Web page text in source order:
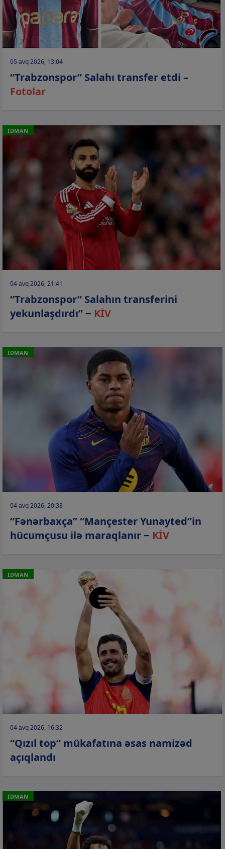
05 avq 2026, 13:04
“Trabzonspor” Salahı transfer etdi –
Fotolar
İDMAN
04 avq 2026, 21:41
“Trabzonspor” Salahın transferini
yekunlaşdırdı” − KİV
İDMAN
04 avq 2026, 20:38
“Fənərbaxça” “Mançester Yunayted”in
hücumçusu ilə maraqlanır − KİV
İDMAN
04 avq 2026, 16:32
“Qızıl top” mükafatına əsas namizəd
açıqlandı
İDMAN